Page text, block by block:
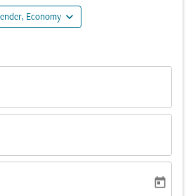
Economy expand_more
label
today